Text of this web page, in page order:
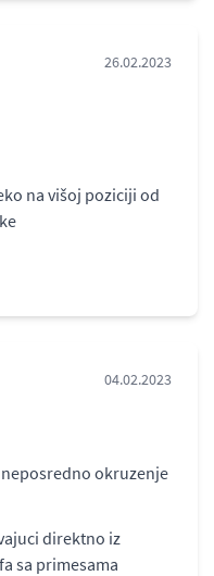
26.02.2023
na višoj poziciji od
04.02.2023
okruzenje
direktno iz
sa primesama